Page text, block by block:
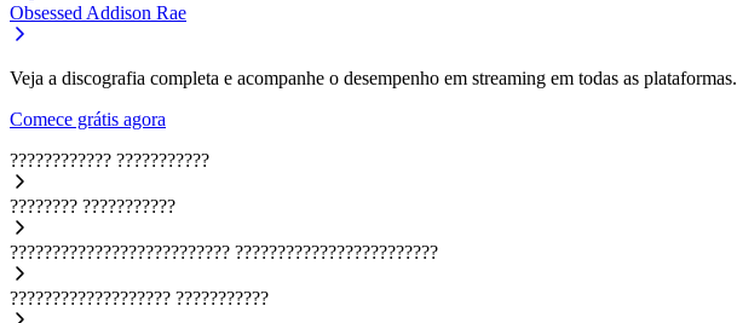
Obsessed Addison Rae
Veja a discografia completa e acompanhe o desempenho em streaming em todas as plataformas.
Comece grátis agora
???????????? ???????????
???????? ???????????
?????????????????????????? ????????????????????????
??????????????????? ???????????